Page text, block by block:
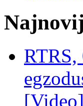
[Video]